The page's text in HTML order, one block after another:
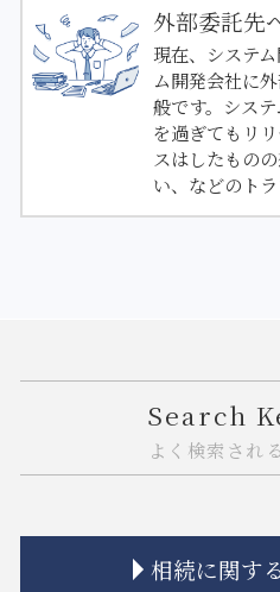
外部委託先
現在、システ
ム開発会社に
般です。シス
を過ぎてもリ
スはしたもの
い、などのト
Search
よく検索され
相続に関す